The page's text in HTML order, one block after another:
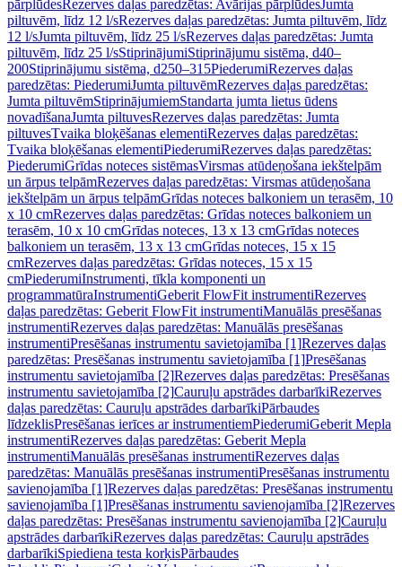
pārplūdesRezerves daļas paredzētas: Avārijas pārplūdesJumta
piltuvēm, līdz 12 l/sRezerves daļas paredzētas: Jumta piltuvēm, līdz
12 l/sJumta piltuvēm, līdz 25 l/sRezerves daļas paredzētas: Jumta
piltuvēm, līdz 25 l/sStiprinājumiStiprinājumu sistēma, d40–
200Stiprinājumu sistēma, d250–315PiederumiRezerves daļas
paredzētas: PiederumiJumta piltuvēmRezerves daļas paredzētas:
Jumta piltuvēmStiprinājumiemStandarta jumta lietus ūdens
novadīšanaJumta piltuvesRezerves daļas paredzētas: Jumta
piltuvesTvaika bloķēšanas elementiRezerves daļas paredzētas:
Tvaika bloķēšanas elementiPiederumiRezerves daļas paredzētas:
PiederumiGrīdas noteces sistēmasVirsmas atūdeņošana iekštelpām
un ārpus telpāmRezerves daļas paredzētas: Virsmas atūdeņošana
iekštelpām un ārpus telpāmGrīdas noteces balkoniem un terasēm, 10
x 10 cmRezerves daļas paredzētas: Grīdas noteces balkoniem un
terasēm, 10 x 10 cmGrīdas noteces, 13 x 13 cmGrīdas noteces
balkoniem un terasēm, 13 x 13 cmGrīdas noteces, 15 x 15
cmRezerves daļas paredzētas: Grīdas noteces, 15 x 15
cmPiederumiInstrumenti, tīkla komponenti un
programmatūraInstrumentiGeberit FlowFit instrumentiRezerves
daļas paredzētas: Geberit FlowFit instrumentiManuālās presēšanas
instrumentiRezerves daļas paredzētas: Manuālās presēšanas
instrumentiPresēšanas instrumentu savietojamība [1]Rezerves daļas
paredzētas: Presēšanas instrumentu savietojamība [1]Presēšanas
instrumentu savietojamība [2]Rezerves daļas paredzētas: Presēšanas
instrumentu savietojamība [2]Cauruļu apstrādes darbarīkiRezerves
daļas paredzētas: Cauruļu apstrādes darbarīkiPārbaudes
līdzeklisPresēšanas ierīces ar instrumentiemPiederumiGeberit Mepla
instrumentiRezerves daļas paredzētas: Geberit Mepla
instrumentiManuālās presēšanas instrumentiRezerves daļas
paredzētas: Manuālās presēšanas instrumentiPresēšanas instrumentu
savienojamība [1]Rezerves daļas paredzētas: Presēšanas instrumentu
savienojamība [1]Presēšanas instrumentu savienojamība [2]Rezerves
daļas paredzētas: Presēšanas instrumentu savienojamība [2]Cauruļu
apstrādes darbarīkiRezerves daļas paredzētas: Cauruļu apstrādes
darbarīkiSpiediena testa korķisPārbaudes